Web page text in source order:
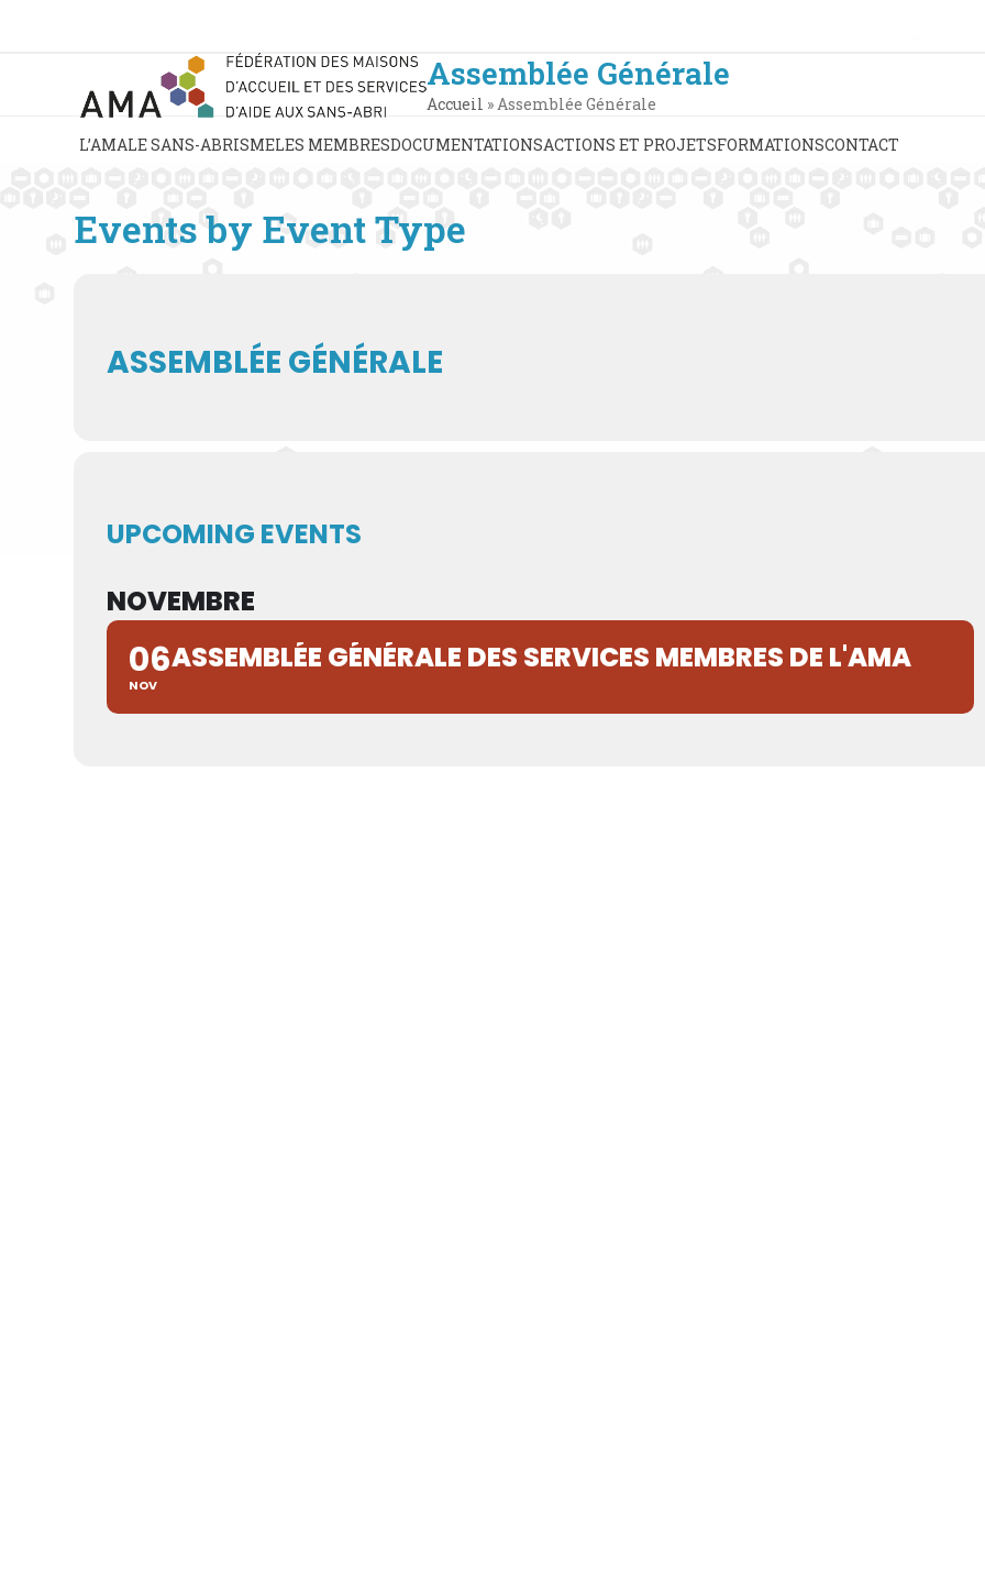
L’AMALE SANS-ABRISMELES MEMBRESDOCUMENTATIONSACTIONS ET PROJETSFORMATIONSCONTACT
Assemblée Générale
Accueil »Assemblée Générale
Events by Event Type
ASSEMBLÉE GÉNÉRALE
UPCOMING EVENTS
NOVEMBRE
06
NOV
ASSEMBLÉE GÉNÉRALE DES SERVICES MEMBRES DE L'AMA